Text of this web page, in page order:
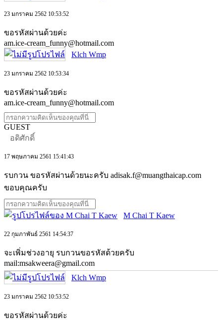
23 มกราคม 2562 10:53:52
ขอรหัสผ่านด้วยค่ะ
am.ice-cream_funny@hotmail.com
Klch Wmp
23 มกราคม 2562 10:53:34
ขอรหัสผ่านด้วยค่ะ
am.ice-cream_funny@hotmail.com
GUEST
อดิศักดิ์
17 พฤษภาคม 2561 15:41:43
รบกวน ขอรหัสผ่านด้วยนะครับ adisak.f@muangthaicap.com
ขอบคุณครับ
M Chai T Kaew
22 กุมภาพันธ์ 2561 14:54:37
จะเพิ่มช่วงอายุ รบกวนขอรหัสด้วยครับ
mail:msakweera@gmail.com
Klch Wmp
23 มกราคม 2562 10:53:52
ขอรหัสผ่านด้วยค่ะ